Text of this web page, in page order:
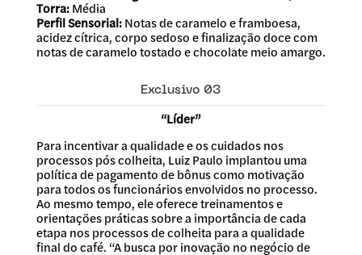
Torra:Média
Perfil Sensorial:Notas de caramelo e framboesa,
acidez cítrica, corpo sedoso e finalização doce com
notas de caramelo tostado e chocolate meio amargo.
Exclusivo 03
“Líder”
Para incentivar a qualidade e os cuidados nos
processos pós colheita, Luiz Paulo implantou uma
política de pagamento de bônus como motivação
para todos os funcionários envolvidos no processo.
Ao mesmo tempo, ele oferece treinamentos e
orientações práticas sobre a importância de cada
etapa nos processos de colheita para a qualidade
final do café. “A busca por inovação no negócio de